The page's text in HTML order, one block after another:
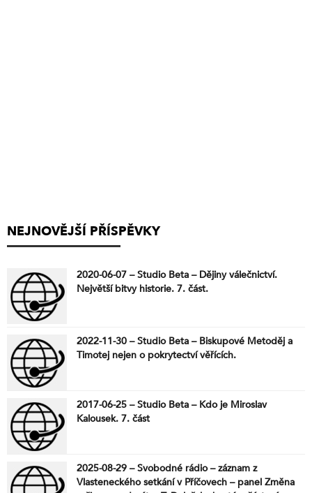
NEJNOVĚJŠÍ PŘÍSPĚVKY
2020-06-07 – Studio Beta – Dějiny válečnictví.
Největší bitvy historie. 7. část.
2022-11-30 – Studio Beta – Biskupové Metoděj a
Timotej nejen o pokrytectví věřících.
2017-06-25 – Studio Beta – Kdo je Miroslav
Kalousek. 7. část
2025-08-29 – Svobodné rádio – záznam z
Vlasteneckého setkání v Příčovech – panel Změna